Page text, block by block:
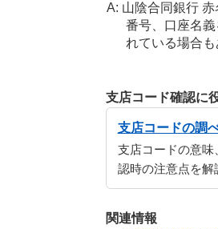
山陰合同銀行
番号、口座名
れている場合
支店コード確認に
支店コードの調
支店コードの意
認時の注意点を解
関連情報